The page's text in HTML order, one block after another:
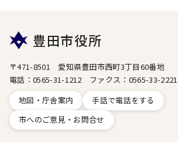
豊田市役所
〒471-8501 愛知県豊田市西町3丁目60番地
電話：0565-31-1212 ファクス：0565-33-2221
地図・庁舎案内
手話で電話をする
市へのご意見・お問合せ